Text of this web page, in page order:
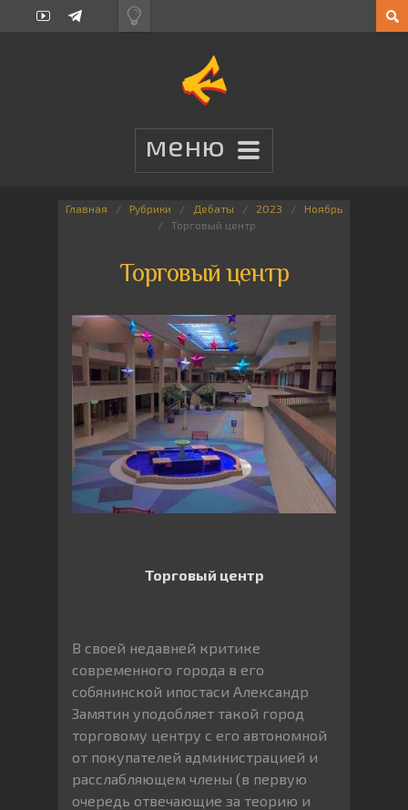
Главная Рубрики Дебаты 2023
Ноябрь
Торговый центр
Торговый центр
Торговый центр
В своей недавней критике
современного города в его
собянинской ипостаси Александр
Замятин уподобляет такой город
торговому центру с его автономной
от покупателей администрацией и
расслабляющем члены (в первую
очередь отвечающие за теорию и